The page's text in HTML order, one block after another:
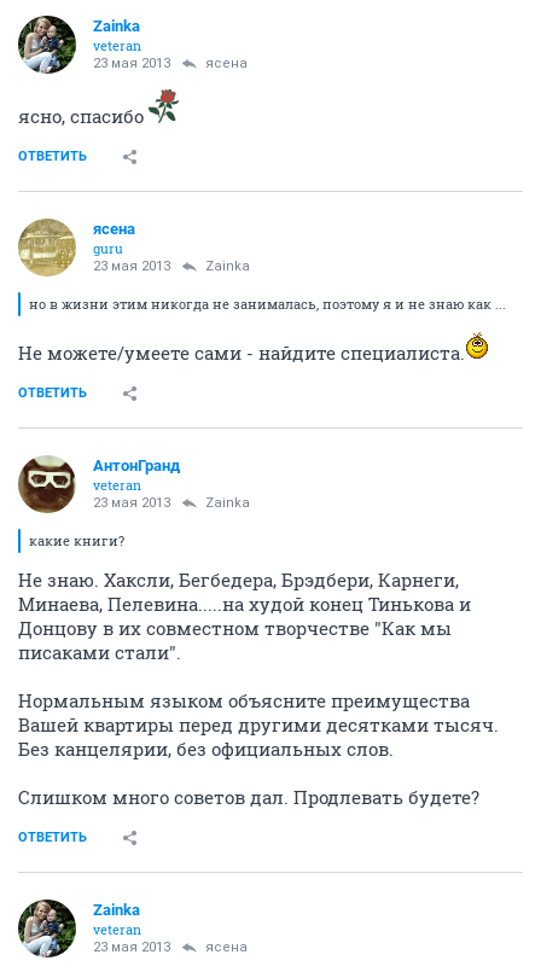
Zainka
veteran
23 мая 2013 ясена
ясно, спасибо
ОТВЕТИТЬ
ясена
guru
23 мая 2013 Zainka
но в жизни этим никогда не занималась, поэтому я и не знаю как ...
Не можете/умеете сами - найдите специалиста.
ОТВЕТИТЬ
АнтонГранд
veteran
23 мая 2013 Zainka
какие книги?
Не знаю. Хаксли, Бегбедера, Брэдбери, Карнеги,
Минаева, Пелевина.....на худой конец Тинькова и
Донцову в их совместном творчестве "Как мы
писаками стали".
Нормальным языком объясните преимущества
Вашей квартиры перед другими десятками тысяч.
Без канцелярии, без официальных слов.
Слишком много советов дал. Продлевать будете?
ОТВЕТИТЬ
Zainka
veteran
23 мая 2013 ясена